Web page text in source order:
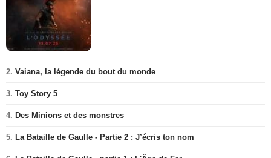
2. Vaiana, la légende du bout du monde
3. Toy Story 5
4. Des Minions et des monstres
5. La Bataille de Gaulle - Partie 2 : J’écris ton nom